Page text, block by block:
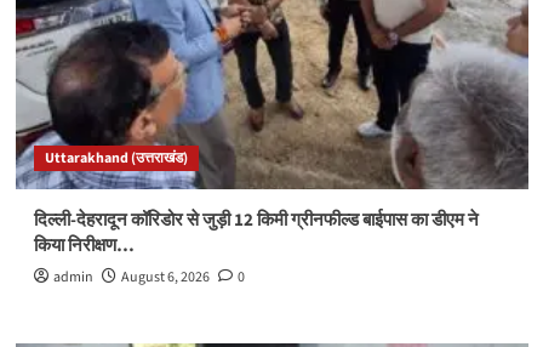
Uttarakhand (उत्तराखंड)
दिल्ली-देहरादून कॉरिडोर से जुड़ी 12 किमी ग्रीनफील्ड बाईपास का डीएम ने
किया निरीक्षण…
admin August 6, 2026 0